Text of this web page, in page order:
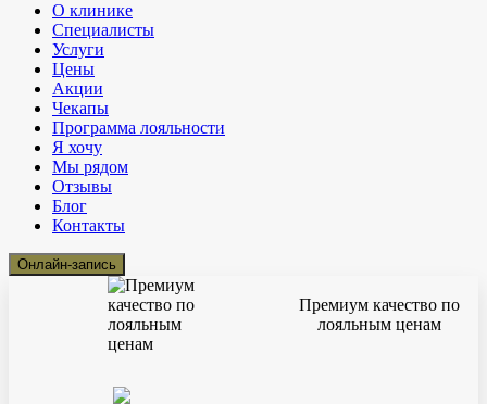
О клинике
Специалисты
Услуги
Цены
Акции
Чекапы
Программа лояльности
Я хочу
Мы рядом
Отзывы
Блог
Контакты
Онлайн-запись
Премиум качество по
лояльным ценам